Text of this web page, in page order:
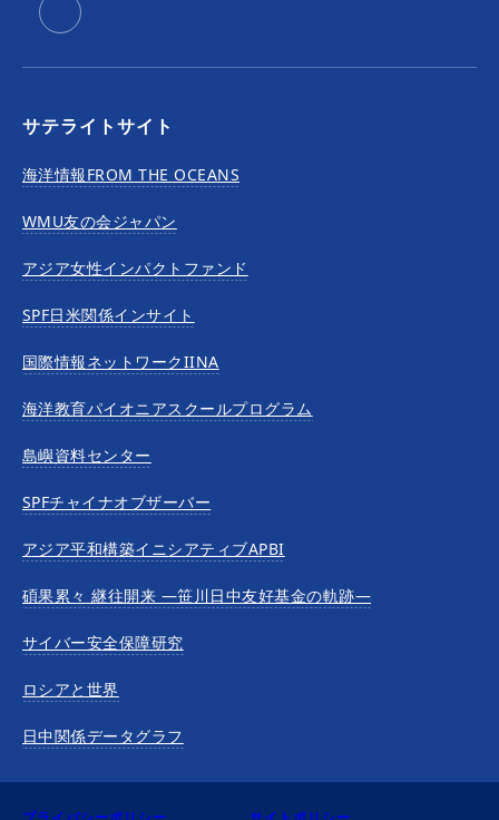
サテライトサイト
海洋情報FROM THE OCEANS
WMU友の会ジャパン
アジア女性インパクトファンド
SPF日米関係インサイト
国際情報ネットワークIINA
海洋教育パイオニアスクールプログラム
島嶼資料センター
SPFチャイナオブザーバー
アジア平和構築イニシアティブAPBI
碩果累々 継往開来 —笹川日中友好基金の軌跡—
サイバー安全保障研究
ロシアと世界
日中関係データグラフ